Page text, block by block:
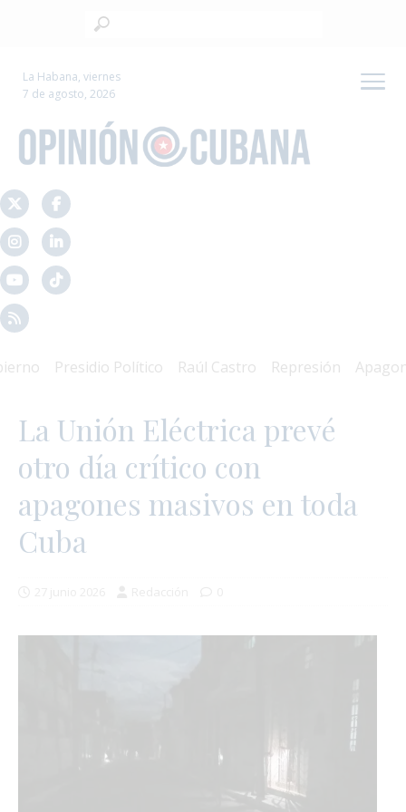
La Habana, viernes
7 de agosto, 2026
Presidio Político Raúl Castro Represión Apagones
La Unión Eléctrica prevé
otro día crítico con
apagones masivos en toda
Cuba